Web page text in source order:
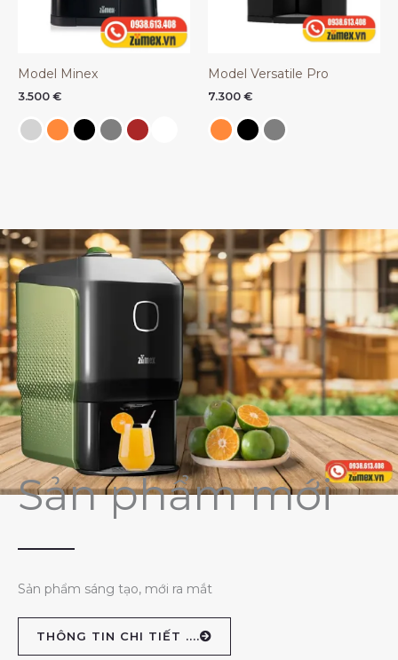
Model Minex
3.500 €
Model Versatile Pro
7.300 €
Sản phẩm mới
Sản phẩm sáng tạo, mới ra mắt
THÔNG TIN CHI TIẾT ....